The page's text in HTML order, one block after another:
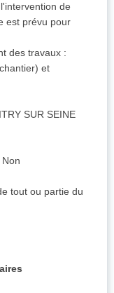
de
est prévu pour
des travaux :
et
SUR SEINE
tout ou partie du